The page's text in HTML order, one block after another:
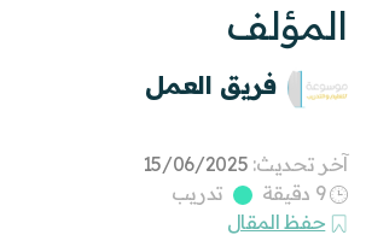
المؤلف
فريق العمل
آخر تحديث: 15/06/2025
9 دقيقة
تدريب
حفظ المقال